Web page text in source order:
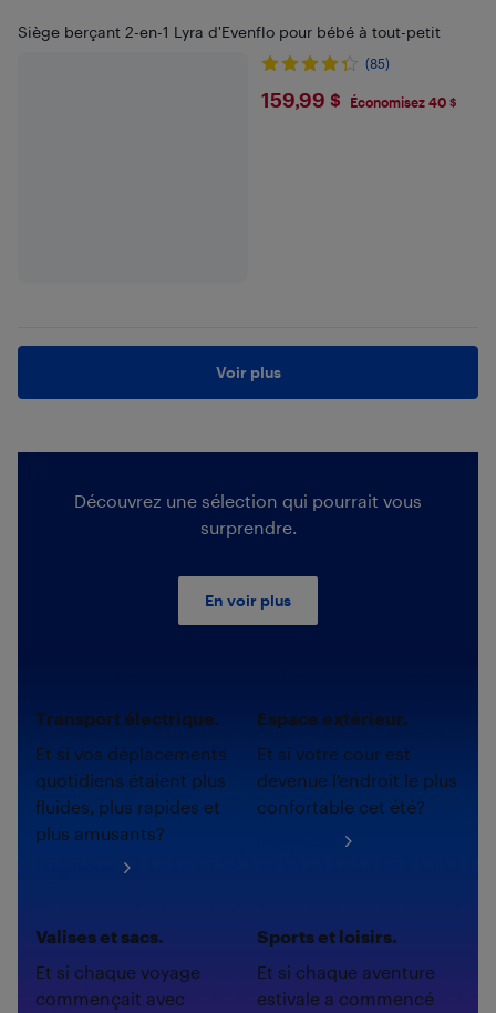
Siège berçant 2-en-1 Lyra d'Evenflo pour bébé à tout-petit
(85)
$159.99
159,99 $ Économisez 40 $
Voir plus
Découvrez une sélection qui pourrait vous
surprendre.
En voir plus
Transport électrique.
Et si vos déplacements
quotidiens étaient plus
fluides, plus rapides et
plus amusants?
Espace extérieur.
Et si votre cour est
devenue l'endroit le plus
confortable cet été?
Valises et sacs.
Et si chaque voyage
commençait avec
Sports et loisirs.
Et si chaque aventure
estivale a commencé